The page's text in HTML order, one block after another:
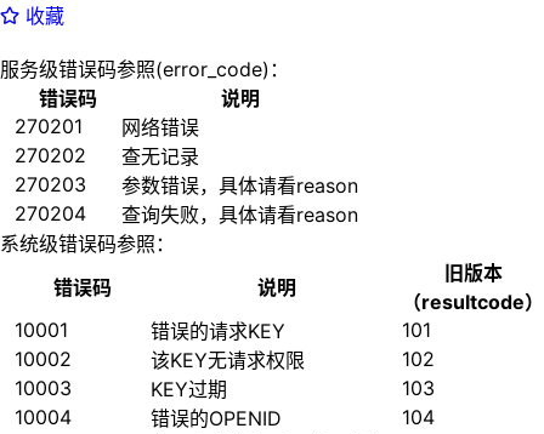
收藏
服务级错误码参照(error_code)：
错误码
说明
270201
网络错误
270202
查无记录
270203
参数错误，具体请看reason
270204
查询失败，具体请看reason
系统级错误码参照：
错误码
说明
旧版本
（resultcode）
10001
错误的请求KEY
101
10002
该KEY无请求权限
102
10003
KEY过期
103
10004
错误的OPENID
104